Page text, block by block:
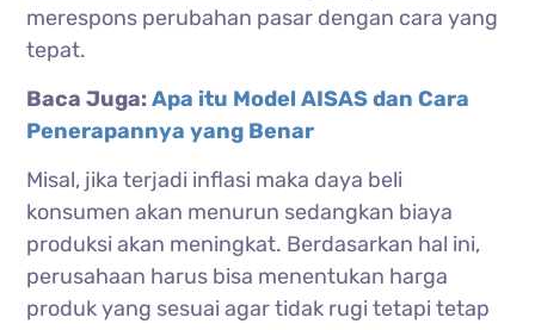
merespons perubahan pasar dengan cara yang
tepat.
Baca Juga:Apa itu Model AISAS dan Cara
Penerapannya yang Benar
Misal, jika terjadi inflasi maka daya beli
konsumen akan menurun sedangkan biaya
produksi akan meningkat. Berdasarkan hal ini,
perusahaan harus bisa menentukan harga
produk yang sesuai agar tidak rugi tetapi tetap